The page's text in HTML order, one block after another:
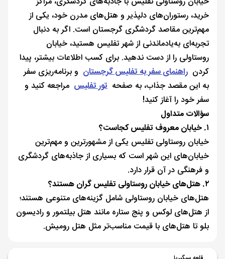
خرید، رستوران‌های دلپذیر و هتل‌های مدرن خود، یکی از
مهم‌ترین مقاصد گردشگری گرجستان است. اگر به دنبال
تجربه‌ای به‌یادماندنی از شهر تفلیس هستید، خیابان
روستاولی را از دست ندهید. برای کسب اطلاعات بیشتر، پیدا
کردن راهنمای سفر به تفلیس گرجستان و برنامه‌ریزی سفر
به این مقصد جذاب، به صفحه تور تفلیس مراجعه کنید و
سفر خود را آغاز کنید!
سؤالات متداول
۱. خیابان معروف تفلیس کجاست؟
خیابان روستاولی تفلیس یکی از مشهورترین و مهم‌ترین
خیابان‌های این شهر است که بسیاری از جاذبه‌های گردشگری
و فرهنگی در آن قرار دارد.
۲. هتل‌های خیابان روستاولی تفلیس گران هستند؟
هتل‌های خیابان روستاولی شامل گزینه‌های متنوعی هستند؛
از هتل‌های لوکس و پنج ستاره مانند هتل بیلتمور و رادیسون
بلو تا هتل‌های با قیمت مناسب‌تر مثل هتل رومیش.